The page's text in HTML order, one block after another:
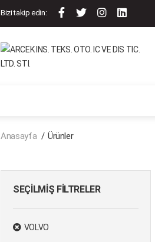
Bizi takip edin:
Anasayfa Ürünler
SEÇILMIŞ FILTRELER
VOLVO